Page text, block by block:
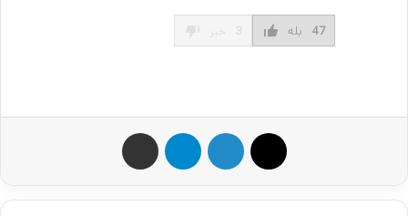
بله 47
لینکدین تلگرام